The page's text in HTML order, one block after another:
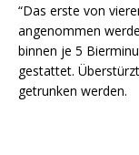
“Das erste von
angenommen
binnen je 5
gestattet.
getrunken werden.